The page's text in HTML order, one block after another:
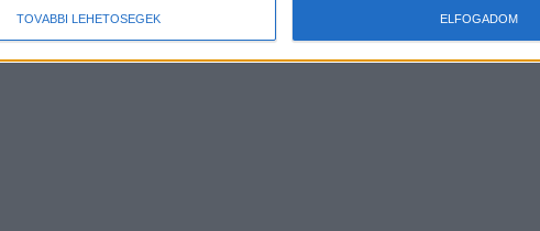
TOVÁBBI LEHETŐSÉGEK ELFOGADOM